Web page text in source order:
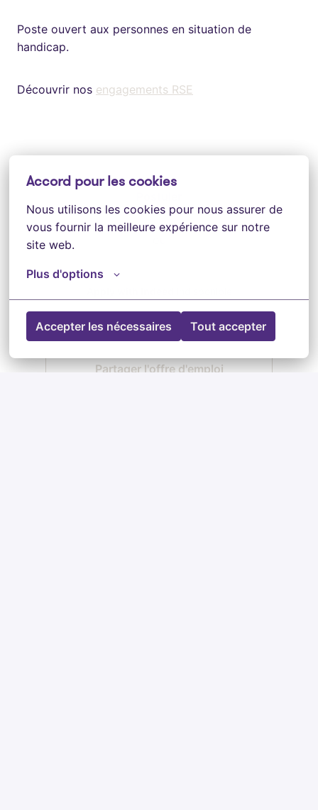
Accord pour les cookies
Nous utilisons les cookies pour nous assurer de
vous fournir la meilleure expérience sur notre
site web.
Plus d'options
Accepter les nécessaires Tout accepter
Poste ouvert aux personnes en situation de
handicap.
Découvrir nos engagements RSE
Partager l'offre d'emploi